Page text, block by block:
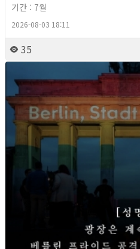
기간 : 7월
2026-08-03 18:11
35